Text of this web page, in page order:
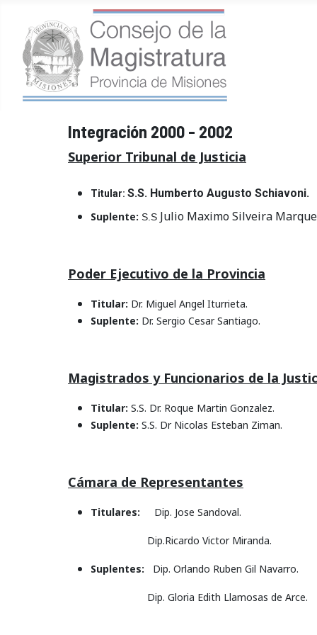
Integración 2000 - 2002
Superior Tribunal de Justicia
Titular: S.S. Humberto Augusto Schiavoni.
Suplente: S.S Julio Maximo Silveira
Poder Ejecutivo de la Provincia
Titular: Dr. Miguel Angel Iturrieta.
Suplente: Dr. Sergio Cesar Santiago.
Magistrados y Funcionarios de la
Titular: S.S. Dr. Roque Martin Gonzalez.
Suplente: S.S. Dr Nicolas Esteban Ziman.
Cámara de Representantes
Titulares: Dip. Jose Sandoval.
Dip.Ricardo Victor Miranda.
Suplentes: Dip. Orlando Ruben Gil Navarro.
Dip. Gloria Edith Llamosas de Arce.